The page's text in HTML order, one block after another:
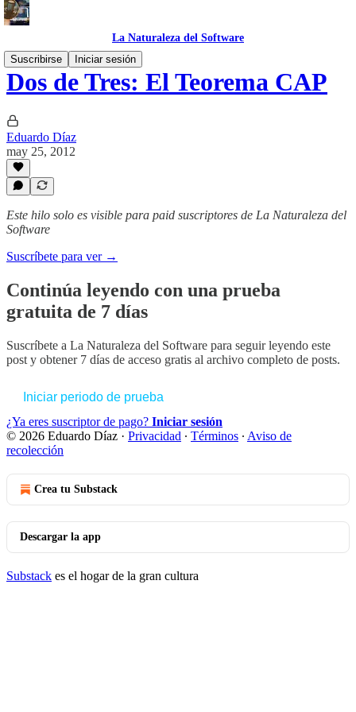
La Naturaleza del Software
Suscribirse
Iniciar sesión
Dos de Tres: El Teorema CAP
Eduardo Díaz
may 25, 2012
Este hilo solo es visible para paid suscriptores de La Naturaleza del
Software
Suscríbete para ver →
Continúa leyendo con una prueba
gratuita de 7 días
Suscríbete a La Naturaleza del Software para seguir leyendo este
post y obtener 7 días de acceso gratis al archivo completo de posts.
Iniciar periodo de prueba
¿Ya eres suscriptor de pago? Iniciar sesión
© 2026 Eduardo Díaz · Privacidad ∙ Términos ∙ Aviso de
recolección
Crea tu Substack
Descargar la app
Substack es el hogar de la gran cultura